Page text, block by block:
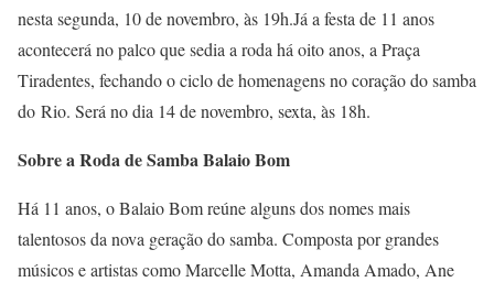
nesta segunda, 10 de novembro, às 19h.Já a festa de 11 anos
acontecerá no palco que sedia a roda há oito anos, a Praça
Tiradentes, fechando o ciclo de homenagens no coração do samba
do Rio. Será no dia 14 de novembro, sexta, às 18h.
Sobre a Roda de Samba Balaio Bom
Há 11 anos, o Balaio Bom reúne alguns dos nomes mais
talentosos da nova geração do samba. Composta por grandes
músicos e artistas como Marcelle Motta, Amanda Amado, Ane